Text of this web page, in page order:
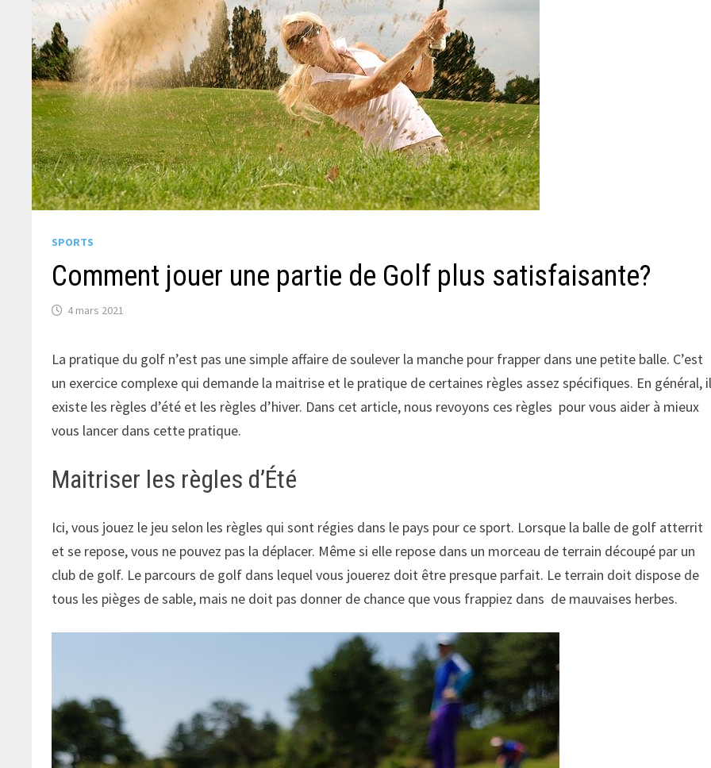
SPORTS
Comment jouer une partie de Golf plus satisfaisante?
4 mars 2021
La pratique du golf n’est pas une simple affaire de soulever la manche pour frapper dans une petite balle. C’est
un exercice complexe qui demande la maitrise et le pratique de certaines règles assez spécifiques. En général,
existe les règles d’été et les règles d’hiver. Dans cet article, nous revoyons ces règles pour vous aider à mieux
vous lancer dans cette pratique.
Maitriser les règles d’Été
Ici, vous jouez le jeu selon les règles qui sont régies dans le pays pour ce sport. Lorsque la balle de golf atterrit
et se repose, vous ne pouvez pas la déplacer. Même si elle repose dans un morceau de terrain découpé par un
club de golf. Le parcours de golf dans lequel vous jouerez doit être presque parfait. Le terrain doit dispose de
tous les pièges de sable, mais ne doit pas donner de chance que vous frappiez dans de mauvaises herbes.